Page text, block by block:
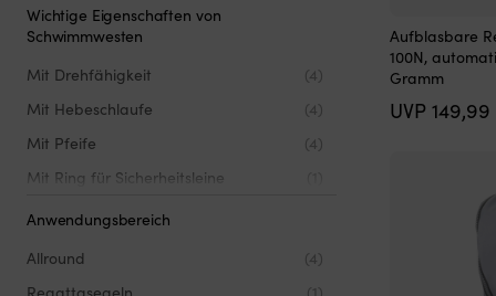
Wichtige Eigenschaften von
Schwimmwesten
Mit Drehfähigkeit
(4)
Mit Hebeschlaufe
(4)
Mit Pfeife
(4)
Mit Ring für Sicherheitsleine
Mit Schrittgurt
Anwendungsbereich
Allround
(4)
Dieses
Produkt
weist
mehrere
Varianten
Aufblasbare
100N,
Gramm
UVP 149,99